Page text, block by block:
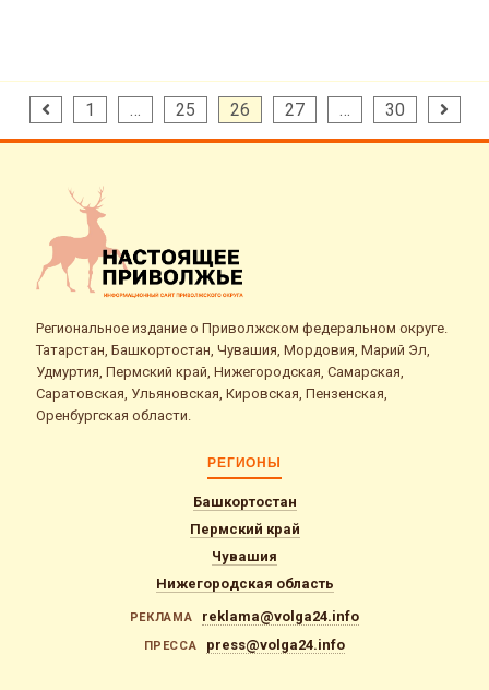
Пагинация
записей
1 … 25 26 27 … 30
Региональное издание о Приволжском федеральном округе.
Татарстан, Башкортостан, Чувашия, Мордовия, Марий Эл,
Удмуртия, Пермский край, Нижегородская, Самарская,
Саратовская, Ульяновская, Кировская, Пензенская,
Оренбургская области.
РЕГИОНЫ
Башкортостан
Пермский край
Чувашия
Нижегородская область
РЕКЛАМА reklama@volga24.info
ПРЕССА press@volga24.info